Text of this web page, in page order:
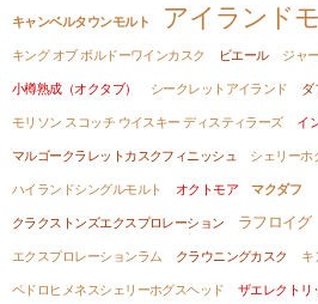
キャンベルタウンモルト アイランド
キング オブ ボルドーワインカスク
ビエール ジャ
小樽熟成（オクタブ）
シークレットアイランド ダ
モリソン スコッチ ウイスキー ディスティラーズ
イ
マルゴークラレットカスクフィニッシュ
シェリーホ
ハイランドシングルモルト
オクトモア
マクダフ
クラクストンズエクスプロレーション
ラフロイグ
エクスプロレーションラム クラウニングカスク
キ
ペドロヒメネスシェリーホグスヘッド
ザエレクトリ